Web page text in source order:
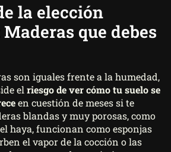
la elección
que debes
son iguales frente a la humedad,
el riesgo de ver cómo tu suelo se
en cuestión de meses si te
blandas y muy porosas, como
haya, funcionan como esponjas
el vapor de la cocción o las